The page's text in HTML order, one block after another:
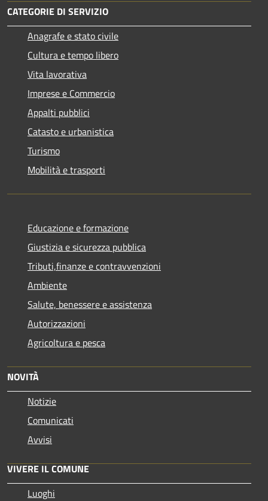
CATEGORIE DI SERVIZIO
Anagrafe e stato civile
Cultura e tempo libero
Vita lavorativa
Imprese e Commercio
Appalti pubblici
Catasto e urbanistica
Turismo
Mobilità e trasporti
Educazione e formazione
Giustizia e sicurezza pubblica
Tributi,finanze e contravvenzioni
Ambiente
Salute, benessere e assistenza
Autorizzazioni
Agricoltura e pesca
NOVITÀ
Notizie
Comunicati
Avvisi
VIVERE IL COMUNE
Luoghi